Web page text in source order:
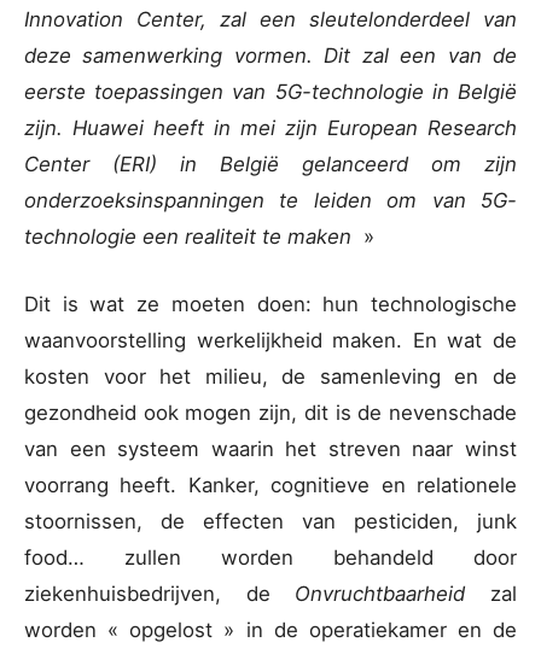
Innovation Center, zal een sleutelonderdeel van
deze samenwerking vormen. Dit zal een van de
eerste toepassingen van 5G-technologie in België
zijn. Huawei heeft in mei zijn European Research
Center (ERI) in België gelanceerd om zijn
onderzoeksinspanningen te leiden om van 5G-
technologie een realiteit te maken »
Dit is wat ze moeten doen: hun technologische
waanvoorstelling werkelijkheid maken. En wat de
kosten voor het milieu, de samenleving en de
gezondheid ook mogen zijn, dit is de nevenschade
van een systeem waarin het streven naar winst
voorrang heeft. Kanker, cognitieve en relationele
stoornissen, de effecten van pesticiden, junk
food… zullen worden behandeld door
ziekenhuisbedrijven, de Onvruchtbaarheid zal
worden « opgelost » in de operatiekamer en de